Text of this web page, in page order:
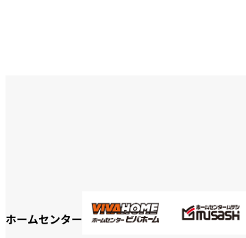
ホームセンター